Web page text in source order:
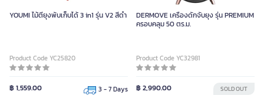
YOUMI ไม้ตียุงพับเก็บได้ 3 in1 รุ่น V2 สีดำ
Product Code YC25820
฿ 1,559.00 3 - 7 Days
DERMOVE เครื่องดักจับยุง รุ่น PREMIUM
ครอบคลุม 50 ตร.ม.
Product Code YC32981
฿ 2,990.00 SOLD OUT